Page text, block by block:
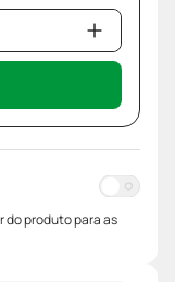
do produto para as